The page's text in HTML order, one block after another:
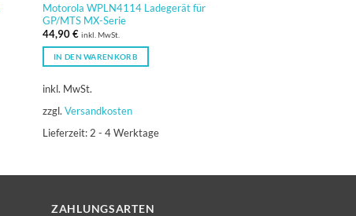
Motorola WPLN4114 Ladegerät für
GP/MTS MX-Serie
44,90€ inkl. MwSt.
IN DEN WARENKORB
inkl. MwSt.
zzgl. Versandkosten
Lieferzeit:2 - 4 Werktage
ZAHLUNGSARTEN